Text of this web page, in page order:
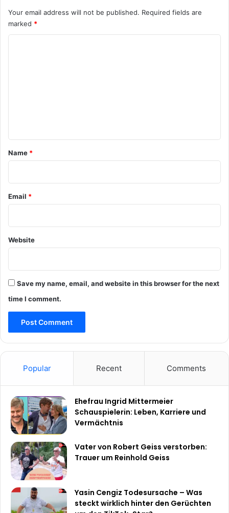
Your email address will not be published. Required fields are
marked *
*
Name *
Email *
Website
Save my name, email, and website in this browser for the next
time I comment.
Popular Recent Comments
Ehefrau Ingrid Mittermeier
Schauspielerin: Leben, Karriere und
Vermächtnis
Vater von Robert Geiss verstorben:
Trauer um Reinhold Geiss
Yasin Cengiz Todesursache – Was
steckt wirklich hinter den Gerüchten